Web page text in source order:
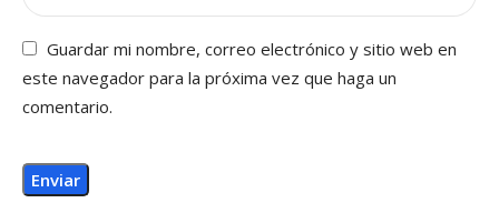
Guardar mi nombre, correo electrónico y sitio web en
este navegador para la próxima vez que haga un
comentario.